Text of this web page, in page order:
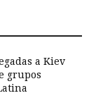
a Kiev
grupos